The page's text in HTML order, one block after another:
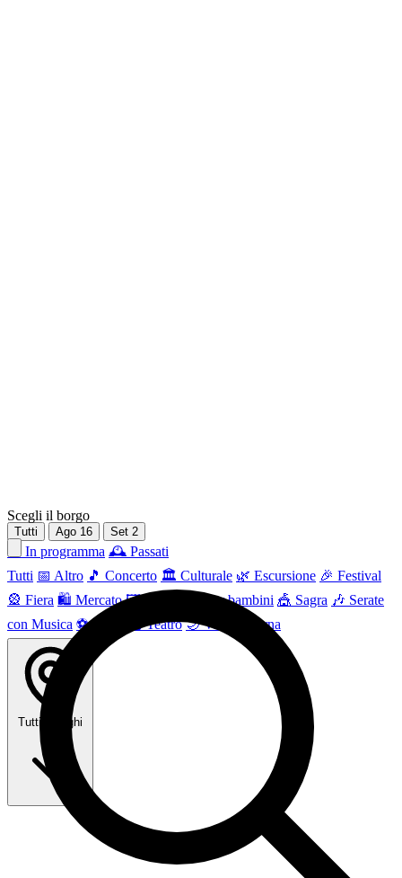
Scegli il borgo
Tutti Ago 16 Set 2
📅 In programma 🕰 Passati
Tutti 📅 Altro 🎵 Concerto 🏛️ Culturale 🌿 Escursione 🎉 Festival
🎡 Fiera 🛍️ Mercato 🖼 Mostra 👶 Per bambini 🎪 Sagra 🎶 Serate
con Musica ⚽ Sport 🎭 Teatro 🌙 Vita Notturna
Tutti i borghi